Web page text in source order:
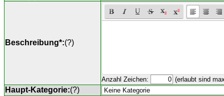
Beschreibung*:(?)
Anzahl Zeichen: (erlaubt sind
Haupt-Kategorie:(?)